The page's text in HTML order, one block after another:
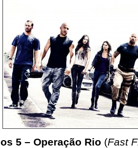
5 – Operação Rio (Fast